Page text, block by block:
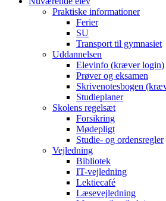
Praktiske informationer
Ferier
SU
Transport til gymnasiet
Uddannelsen
Elevinfo (kræver login)
Prøver og eksamen
Skrivenotesbogen
Studieplaner
Skolens regelsæt
Forsikring
Mødepligt
Studie- og ordensregler
Vejledning
Bibliotek
IT-vejledning
Lektiecafé
Læsevejledning